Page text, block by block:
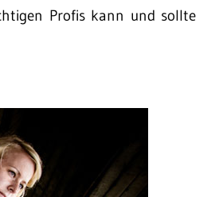
Profis kann und sollte